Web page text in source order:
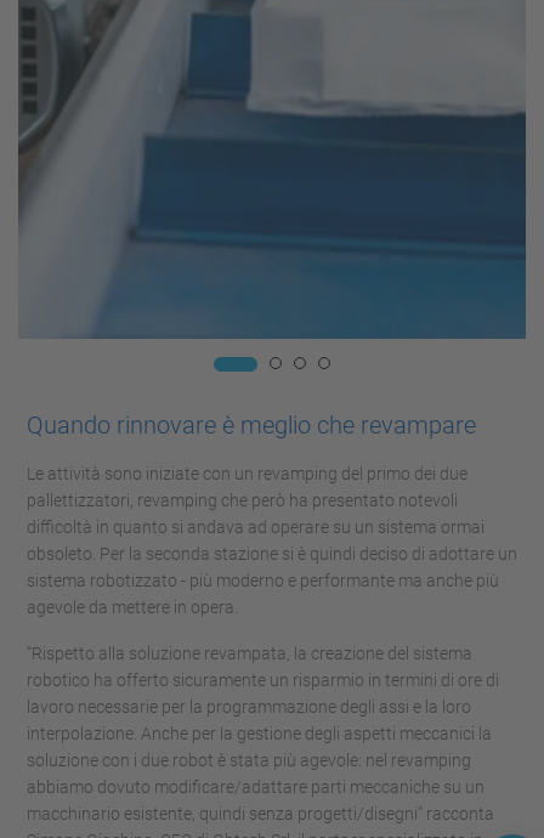
Quando rinnovare è meglio che revampare
Le attività sono iniziate con un revamping del primo dei due
pallettizzatori, revamping che però ha presentato notevoli
difficoltà in quanto si andava ad operare su un sistema ormai
obsoleto. Per la seconda stazione si è quindi deciso di adottare un
sistema robotizzato - più moderno e performante ma anche più
agevole da mettere in opera.
“Rispetto alla soluzione revampata, la creazione del sistema
robotico ha offerto sicuramente un risparmio in termini di ore di
lavoro necessarie per la programmazione degli assi e la loro
interpolazione. Anche per la gestione degli aspetti meccanici la
soluzione con i due robot è stata più agevole: nel revamping
abbiamo dovuto modificare/adattare parti meccaniche su un
macchinario esistente, quindi senza progetti/disegni” racconta